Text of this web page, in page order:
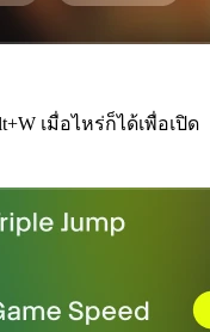
เมื่อไหร่ก็ได้เพื่อเปิด